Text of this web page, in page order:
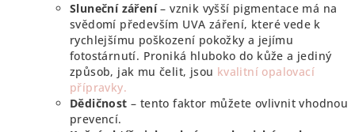
Sluneční záření– vznik vyšší pigmentace má na
svědomí především UVA záření, které vede k
rychlejšímu poškození pokožky a jejímu
fotostárnutí. Proniká hluboko do kůže a jediný
způsob, jak mu čelit, jsou kvalitní opalovací
přípravky.
Dědičnost – tento faktor můžete ovlivnit vhodnou
prevencí.